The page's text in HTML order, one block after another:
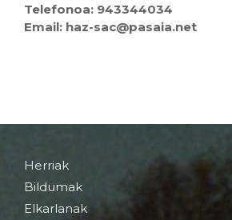
Telefonoa: 943344034
Email: haz-sac@pasaia.net
Herriak
Bildumak
Elkarlanak